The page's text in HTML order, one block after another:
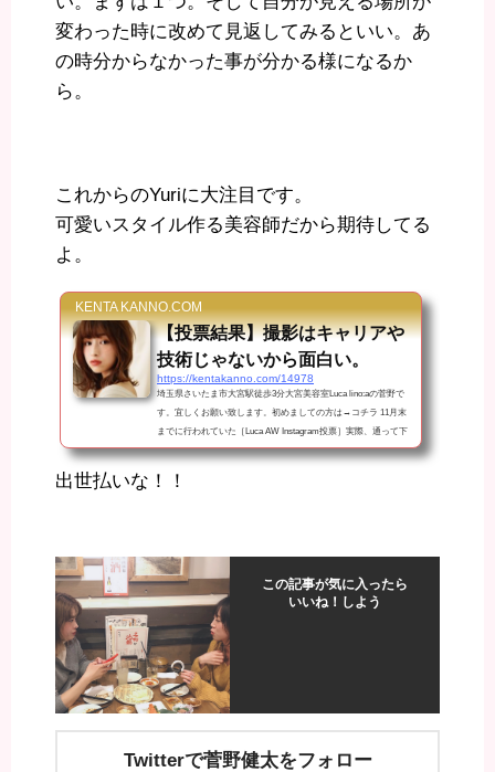
変わった時に改めて見返してみるといい。あ
の時分からなかった事が分かる様になるか
ら。
これからのYuriに大注目です。
可愛いスタイル作る美容師だから期待してる
よ。
KENTA KANNO.COM
【投票結果】撮影はキャリアや
技術じゃないから面白い。
https://kentakanno.com/14978
埼玉県さいたま市大宮駅徒歩3分大宮美容室Luca lino:aの菅野で
す。宜しくお願い致します。初めましての方は→コチラ 11月末
までに行われていた［Luca AW Instagram投票］実際、通って下
さるお客様に投票をお願いしたら440票くらいして頂いた。 昔か
容師がみる。とか。経営者が決める。とか。「それって意味なく
出世払いな！！
この記事が気に入ったら
いいね！しよう
Twitterで菅野健太をフォロー